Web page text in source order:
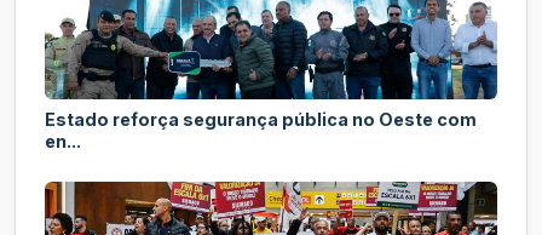
Estado reforça segurança pública no Oeste com
en...